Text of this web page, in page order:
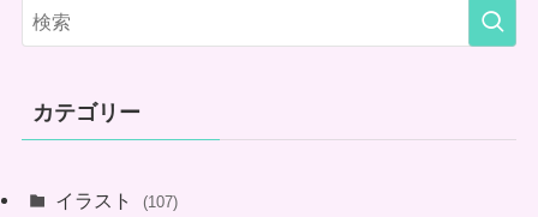
カテゴリー
イラスト (107)